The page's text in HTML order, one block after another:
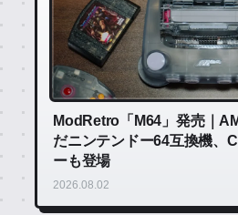
ModRetro「M64」発売｜
だニンテンドー64互換機、
ーも登場
2026.08.02